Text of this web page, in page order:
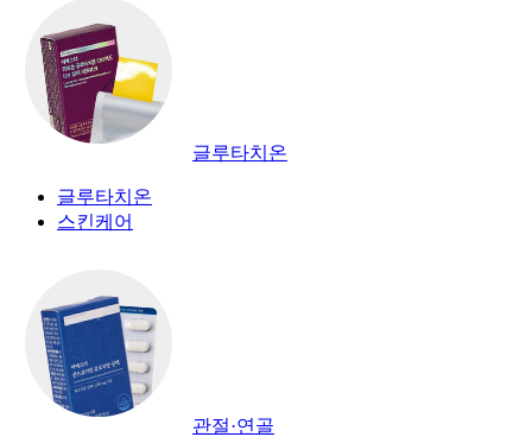
글루타치온
글루타치온
스킨케어
관절·연골